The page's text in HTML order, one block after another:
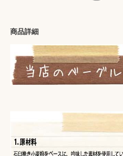
商品詳細